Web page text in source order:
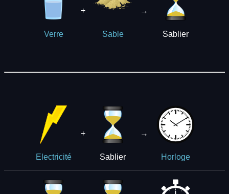
Verre
+
Sable
→
Sablier
Electricité
+
Sablier
→
Horloge